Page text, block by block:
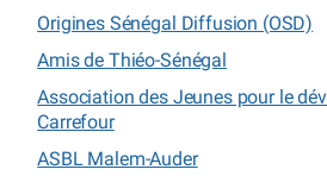
Origines Sénégal Diffusion (OSD)
Amis de Thiéo-Sénégal
Association des Jeunes pour le
Carrefour
ASBL Malem-Auder